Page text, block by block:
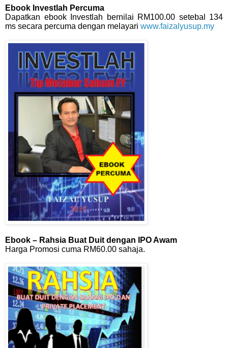
Ebook Investlah Percuma
Dapatkan ebook Investlah bernilai RM100.00 setebal 134
ms secara percuma dengan melayari www.faizalyusup.my
Ebook – Rahsia Buat Duit dengan IPO Awam
Harga Promosi cuma RM60.00 sahaja.